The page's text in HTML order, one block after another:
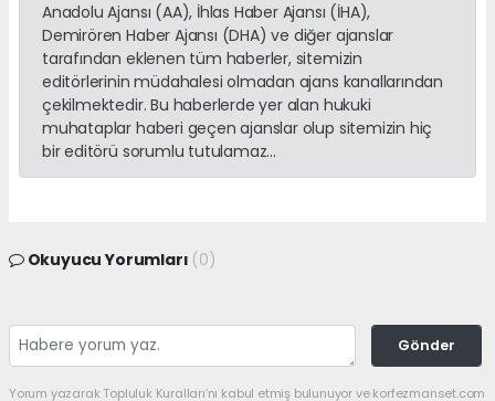
Anadolu Ajansı (AA), İhlas Haber Ajansı (İHA),
Demirören Haber Ajansı (DHA) ve diğer ajanslar
tarafından eklenen tüm haberler, sitemizin
editörlerinin müdahalesi olmadan ajans kanallarından
çekilmektedir. Bu haberlerde yer alan hukuki
muhataplar haberi geçen ajanslar olup sitemizin hiç
bir editörü sorumlu tutulamaz...
Okuyucu Yorumları (0)
Gönder
Yorum yazarak Topluluk Kuralları’nı kabul etmiş bulunuyor ve korfezmanset.com